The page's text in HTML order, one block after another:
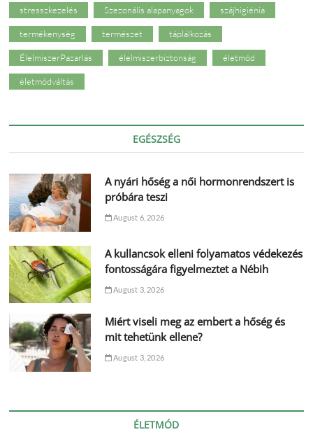
stresszkezelés Szezonális alapanyagok szájhigiénia
termékenység természet táplálkozás
ÉlelmiszerPazarlás élelmiszerbiztonság életmód
életmódváltás
EGÉSZSÉG
A nyári hőség a női hormonrendszert is
próbára teszi
August 6, 2026
A kullancsok elleni folyamatos védekezés
fontosságára figyelmeztet a Nébih
August 3, 2026
Miért viseli meg az embert a hőség és
mit tehetünk ellene?
August 3, 2026
ÉLETMÓD